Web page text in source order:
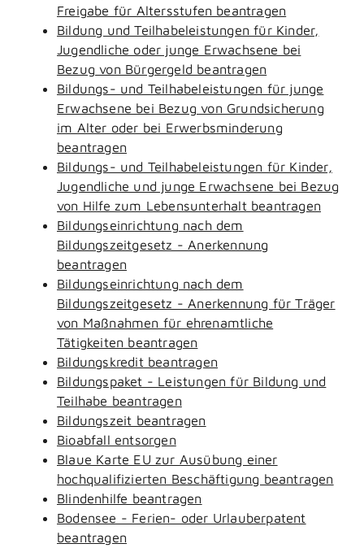
Freigabe für Altersstufen beantragen
Bildung und Teilhabeleistungen für Kinder,
Jugendliche oder junge Erwachsene bei
Bezug von Bürgergeld beantragen
Bildungs- und Teilhabeleistungen für junge
Erwachsene bei Bezug von Grundsicherung
im Alter oder bei Erwerbsminderung
beantragen
Bildungs- und Teilhabeleistungen für Kinder,
Jugendliche und junge Erwachsene bei Bezug
von Hilfe zum Lebensunterhalt beantragen
Bildungseinrichtung nach dem
Bildungszeitgesetz - Anerkennung
beantragen
Bildungseinrichtung nach dem
Bildungszeitgesetz - Anerkennung für Träger
von Maßnahmen für ehrenamtliche
Tätigkeiten beantragen
Bildungskredit beantragen
Bildungspaket - Leistungen für Bildung und
Teilhabe beantragen
Bildungszeit beantragen
Bioabfall entsorgen
Blaue Karte EU zur Ausübung einer
hochqualifizierten Beschäftigung beantragen
Blindenhilfe beantragen
Bodensee - Ferien- oder Urlauberpatent
beantragen